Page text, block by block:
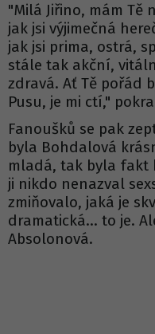
"Milá Jiřino, mám Tě
jak jsi výjimečná
jak jsi prima, ostrá,
stále tak akční,
zdravá. Ať Tě pořád
Pusu, je mi ctí,"
Fanoušků se pak
byla Bohdalová
mladá, tak byla fakt
ji nikdo nenazval
zmiňovalo, jaká je
dramatická… to je.
Absolonová.